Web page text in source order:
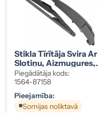
Stikla Tīrītāja Svira Ar
Slotiņu, Aizmugures,
MB W246, W242,
2468201044
Piegādātāja kods:
1564-87158
Pieejamība:
Somijas noliktavā